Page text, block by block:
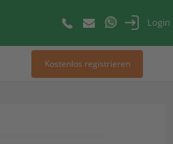
Login
Kostenlos registrieren